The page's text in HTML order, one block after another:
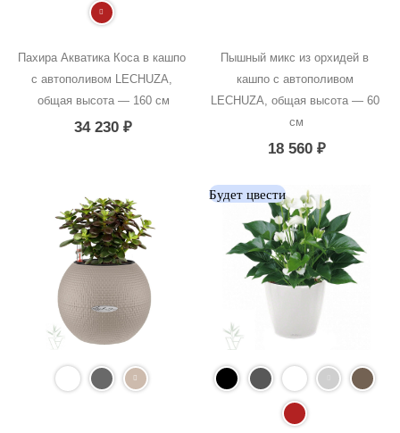
Пахира Акватика Коса в кашпо
с автополивом LECHUZA,
общая высота — 160 см
34 230₽
Пышный микс из орхидей в
кашпо с автополивом
LECHUZA, общая высота — 60
см
18 560 ₽
Будет цвести